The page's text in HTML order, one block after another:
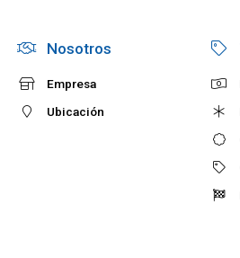
Nosotros
Empresa
Ubicación